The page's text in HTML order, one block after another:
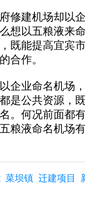
建机场却以
想以五粮液来
既能提高宜宾
合作。
业命名机场
是公共资源，
。何况前面都
粮液命名机场
菜坝镇 迁建项目